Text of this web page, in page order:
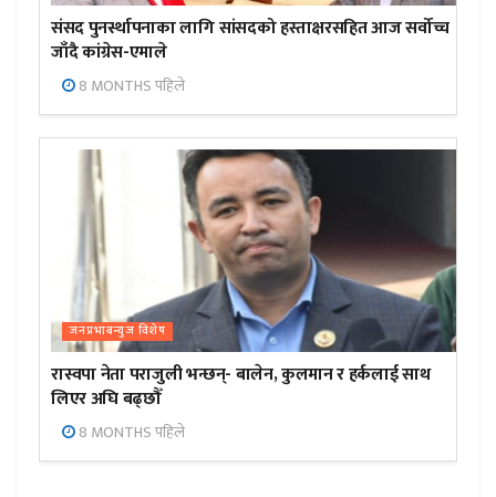
संसद पुनर्स्थापनाका लागि सांसदको हस्ताक्षरसहित आज सर्वोच्च
जाँदै कांग्रेस-एमाले
8 MONTHS पहिले
जनप्रभाबन्युज विशेष
रास्वपा नेता पराजुली भन्छन्- बालेन, कुलमान र हर्कलाई साथ
लिएर अघि बढ्छौँ
8 MONTHS पहिले